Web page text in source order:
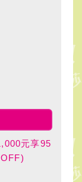
元享95